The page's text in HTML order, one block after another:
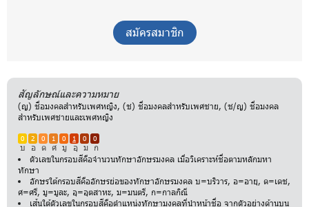
สมัครสมาชิก
สัญลักษณ์และความหมาย
(ญ) ชื่อมงคลสำหรับเพศหญิง, (ช) ชื่อมงคลสำหรับเพศชาย, (ช/ญ) ชื่อมงคล
สำหรับเพศชายและเพศหญิง
0 2 0 1 0 1 0 0
บ อ ด ศ มู อุ ม ก
ตัวเลขในกรอบสีคือจำนวนทักษาอักษรมงคล เมื่อวิเคราะห์ชื่อตามหลักมหา
ทักษา
อักษรใต้กรอบสีคืออักษรย่อของทักษาอักษรมงคล บ=บริวาร, อ=อายุ, ด=เดช,
ศ=ศรี, มู=มูละ, อุ=อุตสาหะ, ม=มนตรี, ก=กาลกิณี
เส้นใต้ตัวเลขในกรอบสีคือตำแหน่งทักษามงคลที่นำหน้าชื่อ จากตัวอย่างด้านบน